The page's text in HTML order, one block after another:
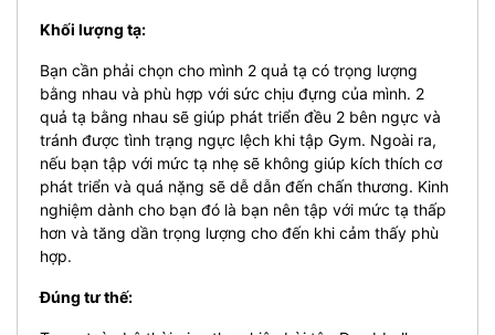
Khối lượng tạ:
Bạn cần phải chọn cho mình 2 quả tạ có trọng lượng
bằng nhau và phù hợp với sức chịu đựng của mình. 2
quả tạ bằng nhau sẽ giúp phát triển đều 2 bên ngực và
tránh được tình trạng ngực lệch khi tập Gym. Ngoài ra,
nếu bạn tập với mức tạ nhẹ sẽ không giúp kích thích cơ
phát triển và quá nặng sẽ dễ dẫn đến chấn thương. Kinh
nghiệm dành cho bạn đó là bạn nên tập với mức tạ thấp
hơn và tăng dần trọng lượng cho đến khi cảm thấy phù
hợp.
Đúng tư thế: